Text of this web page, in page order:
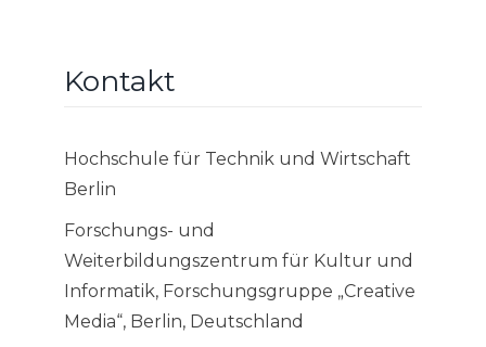
Kontakt
Hochschule für Technik und Wirtschaft
Berlin
Forschungs- und
Weiterbildungszentrum für Kultur und
Informatik, Forschungsgruppe „Creative
Media“, Berlin, Deutschland